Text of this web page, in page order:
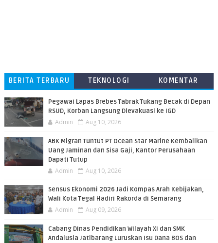
BERITA TERBARU TEKNOLOGI
KOMENTAR
Pegawai Lapas Brebes Tabrak Tukang Becak di Depan
RSUD, Korban Langsung Dievakuasi ke IGD
Admin Aug 10, 2026
ABK Migran Tuntut PT Ocean Star Marine Kembalikan
Uang Jaminan dan Sisa Gaji, Kantor Perusahaan
Dapati Tutup
Admin Aug 10, 2026
Sensus Ekonomi 2026 Jadi Kompas Arah Kebijakan,
Wali Kota Tegal Hadiri Rakorda di Semarang
Admin Aug 09, 2026
Cabang Dinas Pendidikan Wilayah XI dan SMK
Andalusia Jatibarang Luruskan Isu Dana BOS dan